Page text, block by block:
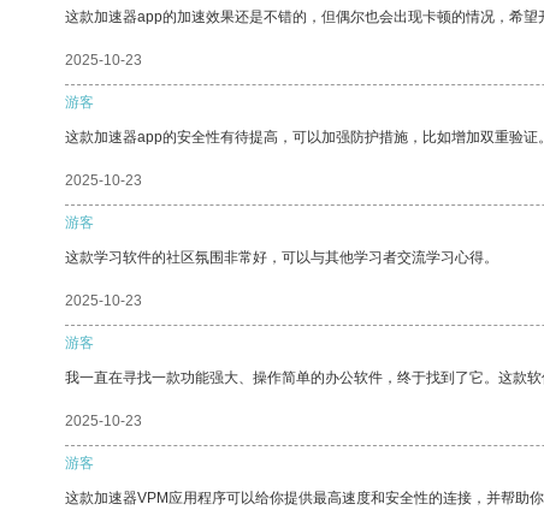
这款加速器app的加速效果还是不错的，但偶尔也会出现卡顿的情况，希望
2025-10-23
游客
这款加速器app的安全性有待提高，可以加强防护措施，比如增加双重验证。
2025-10-23
游客
这款学习软件的社区氛围非常好，可以与其他学习者交流学习心得。
2025-10-23
游客
我一直在寻找一款功能强大、操作简单的办公软件，终于找到了它。这款
2025-10-23
游客
这款加速器VPM应用程序可以给你提供最高速度和安全性的连接，并帮助你